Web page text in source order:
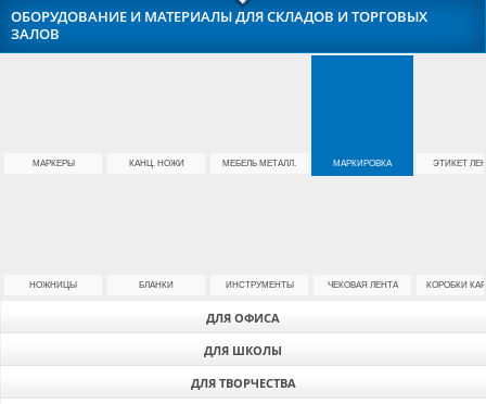
ЗАДАТЬ ВОПРОС
ДЛЯ ОФИСА
ДЛЯ ШКОЛЫ
ДЛЯ ТВОРЧЕСТВА
ОБОРУДОВАНИЕ И МАТЕРИАЛЫ ДЛЯ СКЛАДОВ И ТОРГОВЫХ
ЗАЛОВ
МАРКЕРЫ КАНЦ. НОЖИ МЕБЕЛЬ МЕТАЛЛ. МАРКИРОВКА ЭТИКЕТ
НОЖНИЦЫ БЛАНКИ ИНСТРУМЕНТЫ ЧЕКОВАЯ ЛЕНТА КОРОБКИ